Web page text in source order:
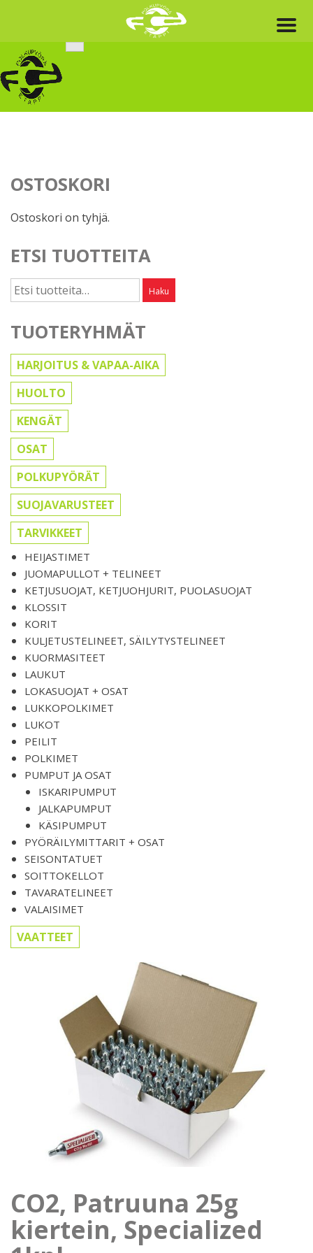
content
OSTOSKORI
Ostoskori on tyhjä.
ETSI TUOTTEITA
Etsi: Haku
TUOTERYHMÄT
HARJOITUS & VAPAA-AIKA
HUOLTO
KENGÄT
OSAT
POLKUPYÖRÄT
SUOJAVARUSTEET
TARVIKKEET
HEIJASTIMET
JUOMAPULLOT + TELINEET
KETJUSUOJAT, KETJUOHJURIT, PUOLASUOJAT
KLOSSIT
KORIT
KULJETUSTELINEET, SÄILYTYSTELINEET
KUORMASITEET
LAUKUT
LOKASUOJAT + OSAT
LUKKOPOLKIMET
LUKOT
PEILIT
POLKIMET
PUMPUT JA OSAT
ISKARIPUMPUT
JALKAPUMPUT
KÄSIPUMPUT
PYÖRÄILYMITTARIT + OSAT
SEISONTATUET
SOITTOKELLOT
TAVARATELINEET
VALAISIMET
VAATTEET
CO2, Patruuna 25g
kiertein, Specialized